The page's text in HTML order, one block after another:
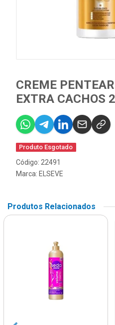
CREME
EXTRA CACHOS
Produto Esgotado
Código: 22491
Marca: ELSEVE
Produtos Relacionados